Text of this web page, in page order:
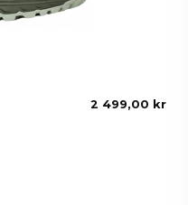
2 499,00 kr